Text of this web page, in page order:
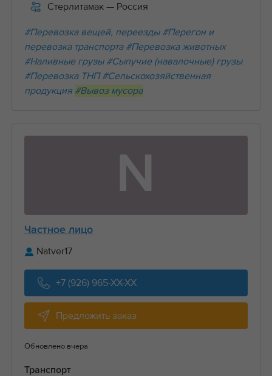
Стерлитамак — Россия
#Перевозка вещей, переезды #Перегон и
перевозка транспорта #Перевозка животных
#Наливные грузы #Сыпучие (навалочные) грузы
#Перевозка ТНП #Сельскохозяйственная
продукция #Вывоз мусора
N
Частное лицо
Natver17
+7 (926) 965-XX-XX
Предложить заказ
Обновлено вчера
Транспорт